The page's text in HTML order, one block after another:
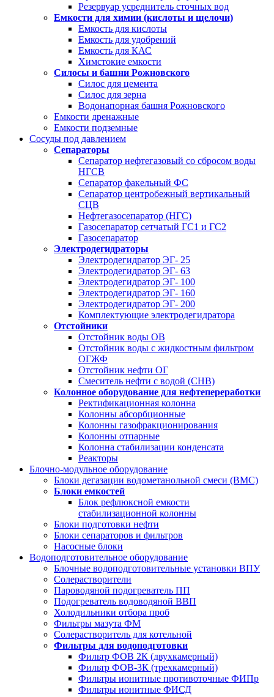
Резервуар усреднитель сточных вод
Емкости для химии (кислоты и щелочи)
Емкость для кислоты
Емкость для удобрений
Емкость для КАС
Химстокие емкости
Силосы и башни Рожновского
Силос для цемента
Силос для зерна
Водонапорная башня Рожновского
Емкости дренажные
Емкости подземные
Сосуды под давлением
Сепараторы
Сепаратор нефтегазовый со сбросом воды
НГСВ
Сепаратор факельный ФС
Сепаратор центробежный вертикальный
СЦВ
Нефтегазосепаратор (НГС)
Газосепаратор сетчатый ГС1 и ГС2
Газосепаратор
Электродегидраторы
Электродегидратор ЭГ- 25
Электродегидратор ЭГ- 63
Электродегидратор ЭГ- 100
Электродегидратор ЭГ- 160
Электродегидратор ЭГ- 200
Комплектующие электродегидратора
Отстойники
Отстойник воды ОВ
Отстойник воды с жидкостным фильтром
ОГЖФ
Отстойник нефти ОГ
Смеситель нефти с водой (СНВ)
Колонное оборудование для нефтепереработки
Ректификационная колонна
Колонны абсорбционные
Колонны газофракционирования
Колонны отпарные
Колонна стабилизации конденсата
Реакторы
Блочно-модульное оборудование
Блоки дегазации водометанольной смеси (BMC)
Блоки емкостей
Блок рефлюксной емкости
стабилизационной колонны
Блоки подготовки нефти
Блоки сепараторов и фильтров
Насосные блоки
Водоподготовительное оборудование
Блочные водоподготовительные установки ВПУ
Солерастворители
Пароводяной подогреватель ПП
Подогреватель водоводяной ВВП
Холодильники отбора проб
Фильтры мазута ФМ
Солерастворитель для котельной
Фильтры для водоподготовки
Фильтр ФОВ 2К (двухкамерный)
Фильтр ФОВ-3К (трехкамерный)
Фильтры ионитные противоточные ФИПр
Фильтры ионитные ФИСД